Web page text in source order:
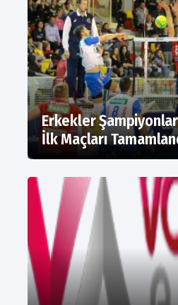
Erkekler
İlk Maçları